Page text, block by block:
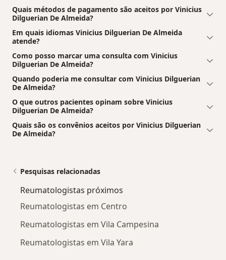
Quais métodos de pagamento são aceitos por Vinicius
Dilguerian De Almeida?
Em quais idiomas Vinicius Dilguerian De Almeida
atende?
Como posso marcar uma consulta com Vinicius
Dilguerian De Almeida?
Quando poderia me consultar com Vinicius Dilguerian
De Almeida?
O que outros pacientes opinam sobre Vinicius
Dilguerian De Almeida?
Quais são os convênios aceitos por Vinicius Dilguerian
De Almeida?
Pesquisas relacionadas
Reumatologistas próximos
Reumatologistas em Centro
Reumatologistas em Vila Campesina
Reumatologistas em Vila Yara